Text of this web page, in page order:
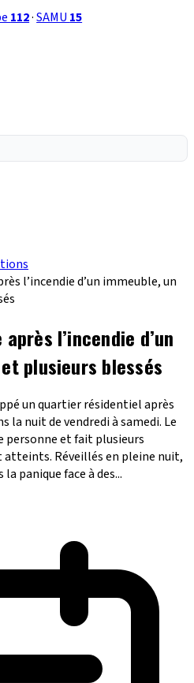
112·SAMU 15
l’incendie d’un immeuble, un
l’incendie d’un
plusieurs blessés
un quartier résidentiel après
la nuit de vendredi à samedi. Le
personne et fait plusieurs
Réveillés en pleine nuit,
panique face à des...